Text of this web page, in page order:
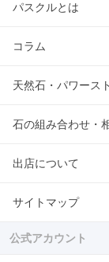
パスクルとは
コラム
天然石・パワース
石の組み合わせ・
出店について
サイトマップ
公式アカウント